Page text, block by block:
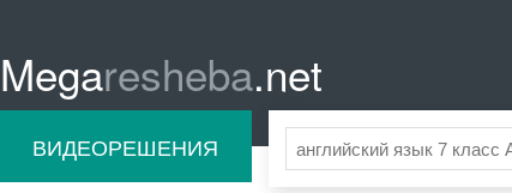
Megaresheba.net
ВИДЕОРЕШЕНИЯ